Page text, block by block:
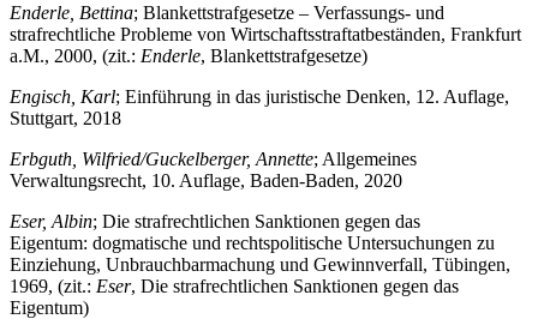
Enderle, Bettina; Blankettstrafgesetze – Verfassungs- und
strafrechtliche Probleme von Wirtschaftsstraftatbeständen, Frankfurt
a.M., 2000, (zit.: Enderle, Blankettstrafgesetze)
Engisch, Karl; Einführung in das juristische Denken, 12. Auflage,
Stuttgart, 2018
Erbguth, Wilfried/Guckelberger, Annette; Allgemeines
Verwaltungsrecht, 10. Auflage, Baden-Baden, 2020
Eser, Albin; Die strafrechtlichen Sanktionen gegen das
Eigentum: dogmatische und rechtspolitische Untersuchungen zu
Einziehung, Unbrauchbarmachung und Gewinnverfall, Tübingen,
1969, (zit.: Eser, Die strafrechtlichen Sanktionen gegen das
Eigentum)